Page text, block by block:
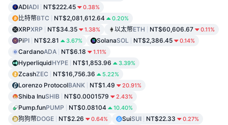
ADIADI NT$222.45 0.38%
比特幣BTC NT$2,081,612.64 0.20%
XRPXRP NT$34.35 1.38% 以太幣ETH NT$60,606.67 0.11%
PiPI NT$2.81 3.67% SolanaSOL NT$2,386.45 0.14%
CardanoADA NT$6.18 1.11%
HyperliquidHYPE NT$1,853.96 3.39%
ZcashZEC NT$16,756.36 5.22%
Lorenzo ProtocolBANK NT$1.49 20.91%
Shiba InuSHIB NT$0.0001579 2.43%
Pump.funPUMP NT$0.08104 10.40%
狗狗幣DOGE NT$2.26 0.64% SuiSUI NT$22.33 0.27%